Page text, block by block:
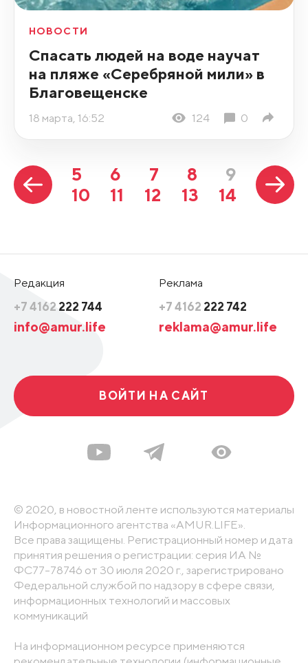
НОВОСТИ
Спасать людей на воде научат
на пляже «Серебряной мили» в
Благовещенске
18 марта, 16:52 124 0
5 6 7 8
9
10
11 12 13 14
Редакция
+7 4162 222 744
info@amur.life
Реклама
+7 4162 222 742
reklama@amur.life
ВОЙТИ НА САЙТ
© 2020, в новостной ленте используются материалы
Информационного агентства «AMUR.LIFE».
Все права защищены. Регистрационный номер и дата
принятия решения о регистрации: серия ИА №
ФС77-78746 от 30 июля 2020 г., зарегистрировано
Федеральной службой по надзору в сфере связи,
информационных технологий и массовых
коммуникаций
На информационном ресурсе применяются